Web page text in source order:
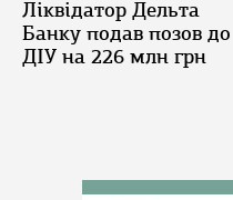
Ліквідатор Дельта
Банку подав позов до
ДІУ на 226 млн грн